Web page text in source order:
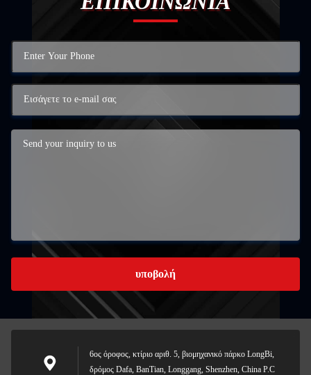
υποβολή
6ος όροφος, κτίριο αριθ. 5, βιομηχανικό πάρκο LongBi,
δρόμος Dafa, BanTian, Longgang, Shenzhen, China P.C